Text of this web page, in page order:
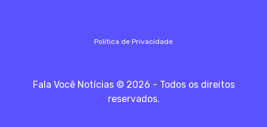
Política de Privacidade
Fala Você Notícias © 2026 - Todos os direitos
reservados.